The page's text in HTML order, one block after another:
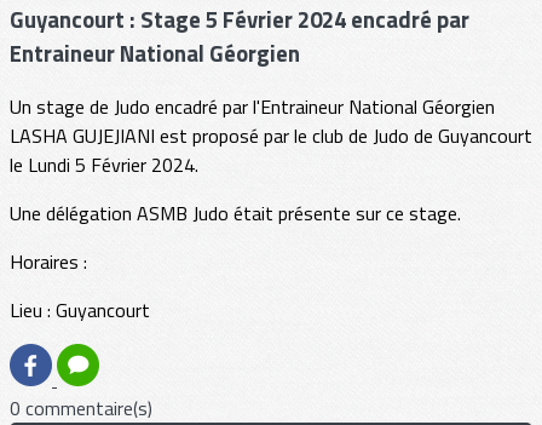
Guyancourt : Stage 5 Février 2024 encadré par
Entraineur National Géorgien
Un stage de Judo encadré par l'Entraineur National Géorgien
LASHA GUJEJIANI est proposé par le club de Judo de Guyancourt
le Lundi 5 Février 2024.
Une délégation ASMB Judo était présente sur ce stage.
Horaires :
Lieu : Guyancourt
0 commentaire(s)